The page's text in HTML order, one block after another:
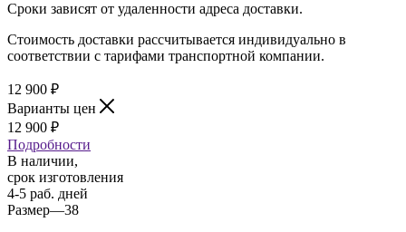
Сроки зависят от удаленности адреса доставки.
Стоимость доставки рассчитывается индивидуально в
соответствии с тарифами транспортной компании.
12 900 ₽
Варианты цен
12 900 ₽
Подробности
В наличии,
срок изготовления
4-5 раб. дней
Размер—38